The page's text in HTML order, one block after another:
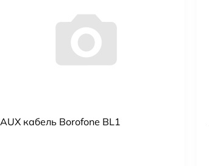
AUX кабель Borofone BL1